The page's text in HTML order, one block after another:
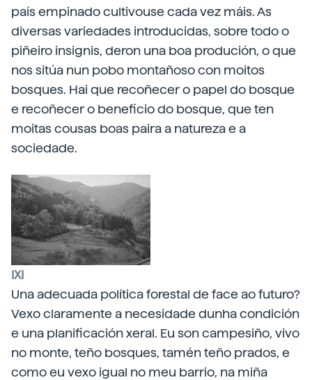
país empinado cultivouse cada vez máis. As
diversas variedades introducidas, sobre todo o
piñeiro insignis, deron una boa produción, o que
nos sitúa nun pobo montañoso con moitos
bosques. Hai que recoñecer o papel do bosque
e recoñecer o beneficio do bosque, que ten
moitas cousas boas paira a natureza e a
sociedade.
IXI
Una adecuada política forestal de face ao futuro?
Vexo claramente a necesidade dunha condición
e una planificación xeral. Eu son campesiño, vivo
no monte, teño bosques, tamén teño prados, e
como eu vexo igual no meu barrio, na miña